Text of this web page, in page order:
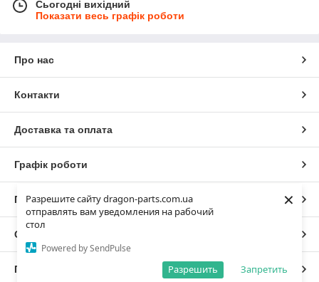
Разрешите сайту dragon-parts.com.ua
отправлять вам уведомления на рабочий
стол
Powered by SendPulse
Запретить
Разрешить
×
Сьогодні вихідний
Показати весь графік роботи
Про нас
Контакти
Доставка та оплата
Графік роботи
Повна версія сайту
Сайт створено на маркетплейсі
Політика конфіденційності